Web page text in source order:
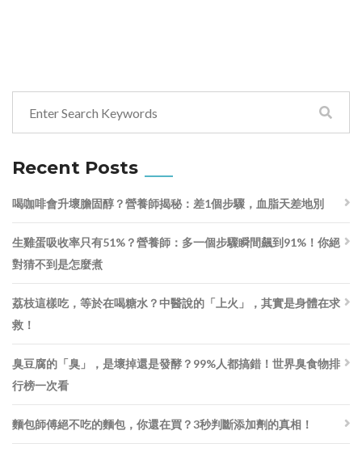
Recent Posts
喝咖啡會升壞膽固醇？營養師揭秘：差1個步驟，血脂天差地別
生雞蛋吸收率只有51%？營養師：多一個步驟瞬間飆到91%！你絕
對猜不到是怎麼煮
荔枝這樣吃，等於在喝糖水？中醫說的「上火」，其實是身體在求
救！
臭豆腐的「臭」，是壞掉還是發酵？99%人都搞錯！世界臭食物排
行榜一次看
麵包師傅絕不吃的麵包，你還在買？3秒判斷添加劑的真相！